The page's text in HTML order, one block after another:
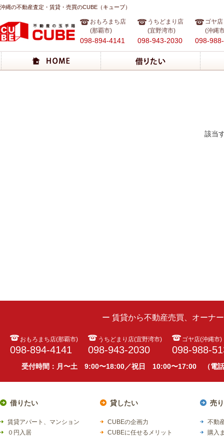
沖縄の不動産査定・賃貸・売買のCUBE（キューブ）
おもろまち店
(那覇市)
098-894-4141
うちどまり店
(宜野湾市)
098-943-2030
ゴヤ店
(沖縄
098-
該当
ー 賃貸から不動産売買、オーナ
おもろまち店(那覇市)
098-894-4141
うちどまり店(宜野湾市)
098-943-2030
ゴヤ店(沖縄市)
098-988-
受付時間：月〜土 9:00〜18:00／祝日 10:00〜17:00 （電話
借りたい
賃貸アパート、マンション
０円入居
貸したい
CUBEの企画力
CUBEに任せるメリット
売
不動
購入